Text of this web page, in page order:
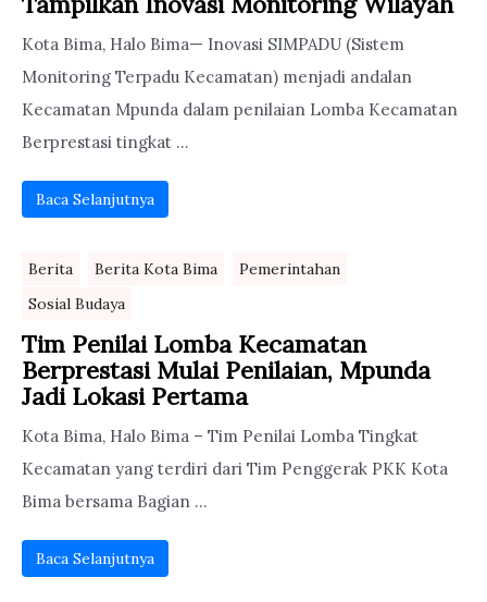
Kota Bima, Halo Bima— Inovasi SIMPADU (Sistem
Monitoring Terpadu Kecamatan) menjadi andalan
Kecamatan Mpunda dalam penilaian Lomba Kecamatan
Berprestasi tingkat ...
Baca Selanjutnya
Berita Berita Kota Bima
Pemerintahan
Sosial Budaya
Tim Penilai Lomba Kecamatan
Berprestasi Mulai Penilaian, Mpunda
Jadi Lokasi Pertama
Kota Bima, Halo Bima – Tim Penilai Lomba Tingkat
Kecamatan yang terdiri dari Tim Penggerak PKK Kota
Bima bersama Bagian ...
Baca Selanjutnya